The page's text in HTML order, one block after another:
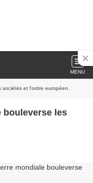
MENU
et l'ordre européen.
bouleverse les